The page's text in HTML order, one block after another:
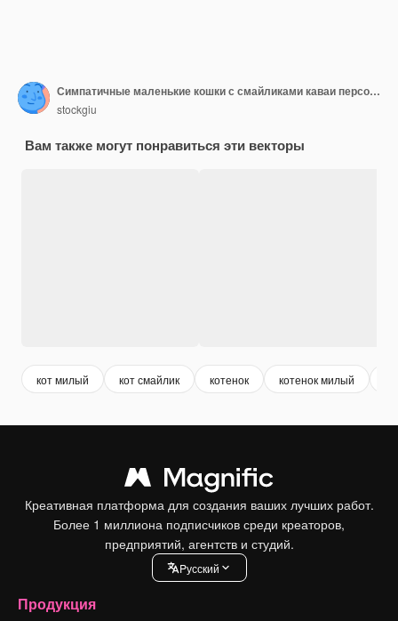
Симпатичные маленькие кошки с смайликами каваи персонажей
stockgiu
Вам также могут понравиться эти векторы
кот милый кот смайлик котенок котенок милый
Креативная платформа для создания ваших лучших работ.
Более 1 миллиона подписчиков среди креаторов,
предприятий, агентств и студий.
Pусский
Продукция